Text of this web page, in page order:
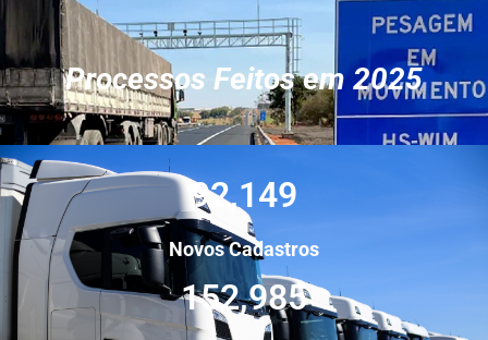
Processos Feitos em 2025
92,149
Novos Cadastros
152,985